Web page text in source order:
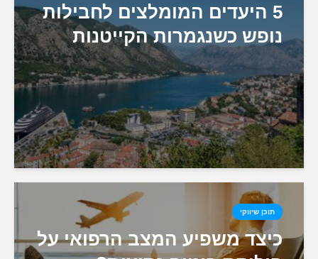
5 היעדים המומלצים לחבילות
נופש כשנגמרות הקייטנות
תוכן שיווקי
כיצד משפיע המצב הרפואי על